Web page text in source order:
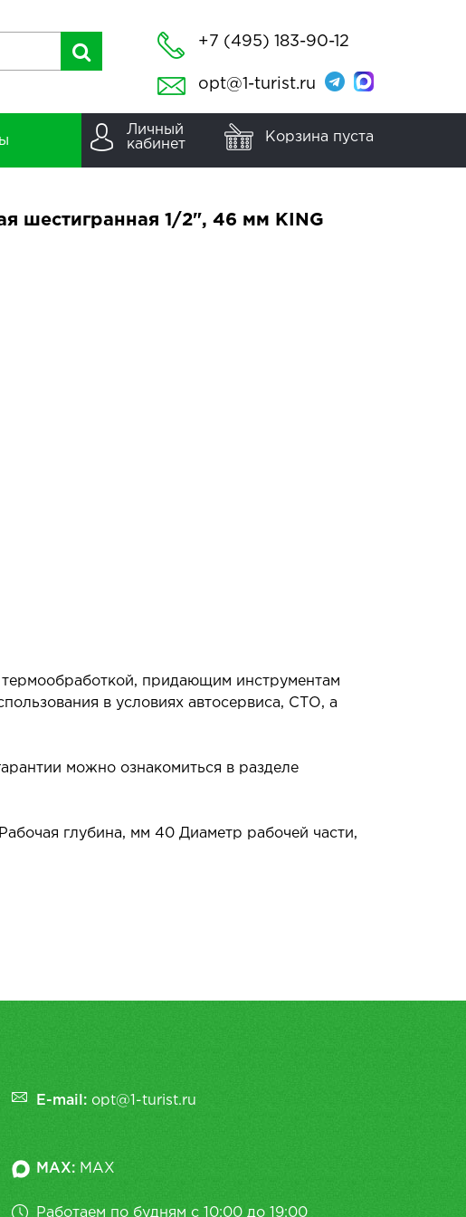
+7 (495) 183-90-12
opt@1-turist.ru
Личный
кабинет
Корзина пуста
шестигранная 1/2", 46 мм KING
термообработкой, придающим инструментам
в условиях автосервиса, СТО, а
можно ознакомиться в разделе
глубина, мм 40 Диаметр рабочей части,
E-mail: opt@1-turist.ru
MAX: MAX
Работаем по будням с 10:00 до 19:00